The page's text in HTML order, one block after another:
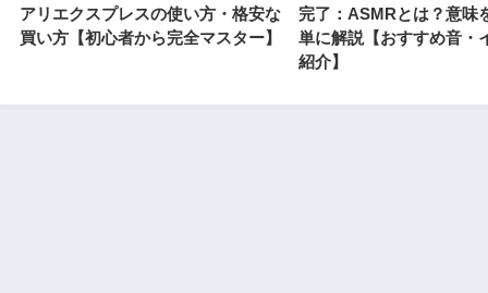
アリエクスプレスの使い方・格安な
買い方【初心者から完全マスター】
完了：ASMRとは？意味
単に解説【おすすめ音・
紹介】